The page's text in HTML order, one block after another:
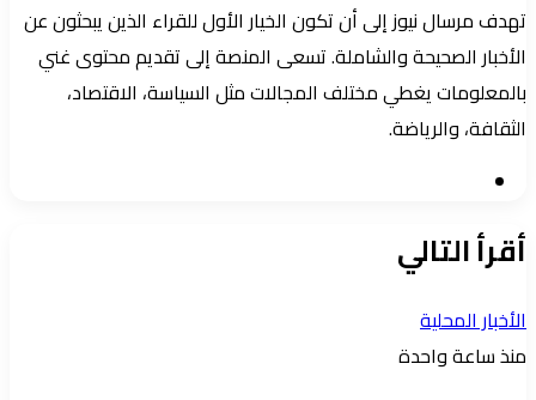
تهدف مرسال نيوز إلى أن تكون الخيار الأول للقراء الذين يبحثون عن
الأخبار الصحيحة والشاملة. تسعى المنصة إلى تقديم محتوى غني
بالمعلومات يغطي مختلف المجالات مثل السياسة، الاقتصاد،
الثقافة، والرياضة.
أقرأ التالي
الأخبار المحلية
منذ ساعة واحدة